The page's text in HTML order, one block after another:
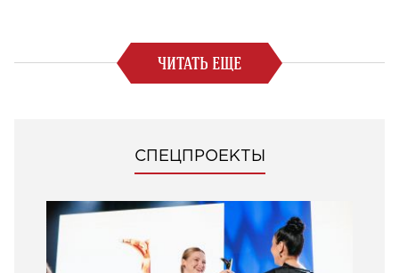
ЧИТАТЬ ЕЩЕ
СПЕЦПРОЕКТЫ